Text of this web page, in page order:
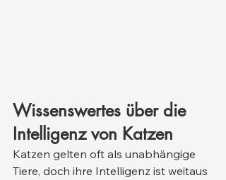
Wissenswertes über die
Intelligenz von Katzen
Katzen gelten oft als unabhängige
Tiere, doch ihre Intelligenz ist weitaus